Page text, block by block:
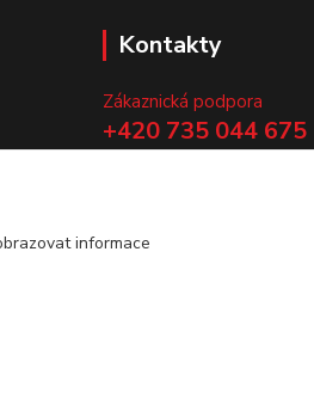
Kontakty
Zákaznická podpora
+420 735 044 675
informace